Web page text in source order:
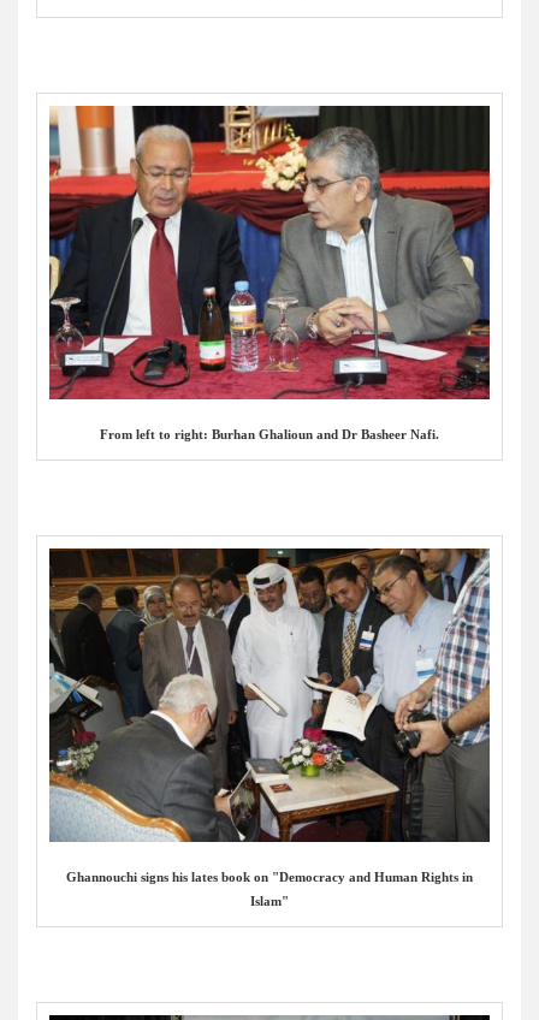
From left to right: Burhan Ghalioun and Dr Basheer Nafi.
Ghannouchi signs his lates book on "Democracy and Human Rights in
Islam"